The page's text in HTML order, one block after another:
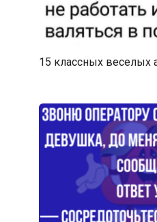
15 классных веселых